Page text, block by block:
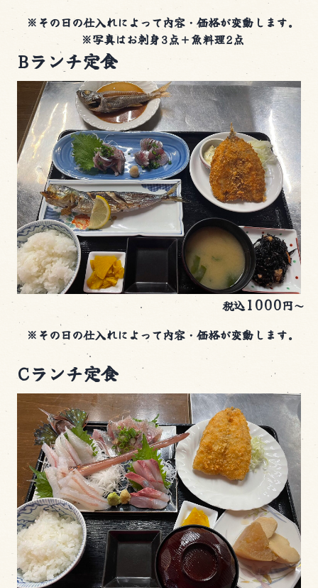
※その日の仕入れによって内容・価格が変動します。
※写真はお刺身3点＋魚料理2点
Bランチ定食
税込1000円～
※その日の仕入れによって内容・価格が変動します。
Cランチ定食